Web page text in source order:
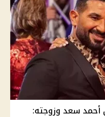
أحمد سعد وزوجته: